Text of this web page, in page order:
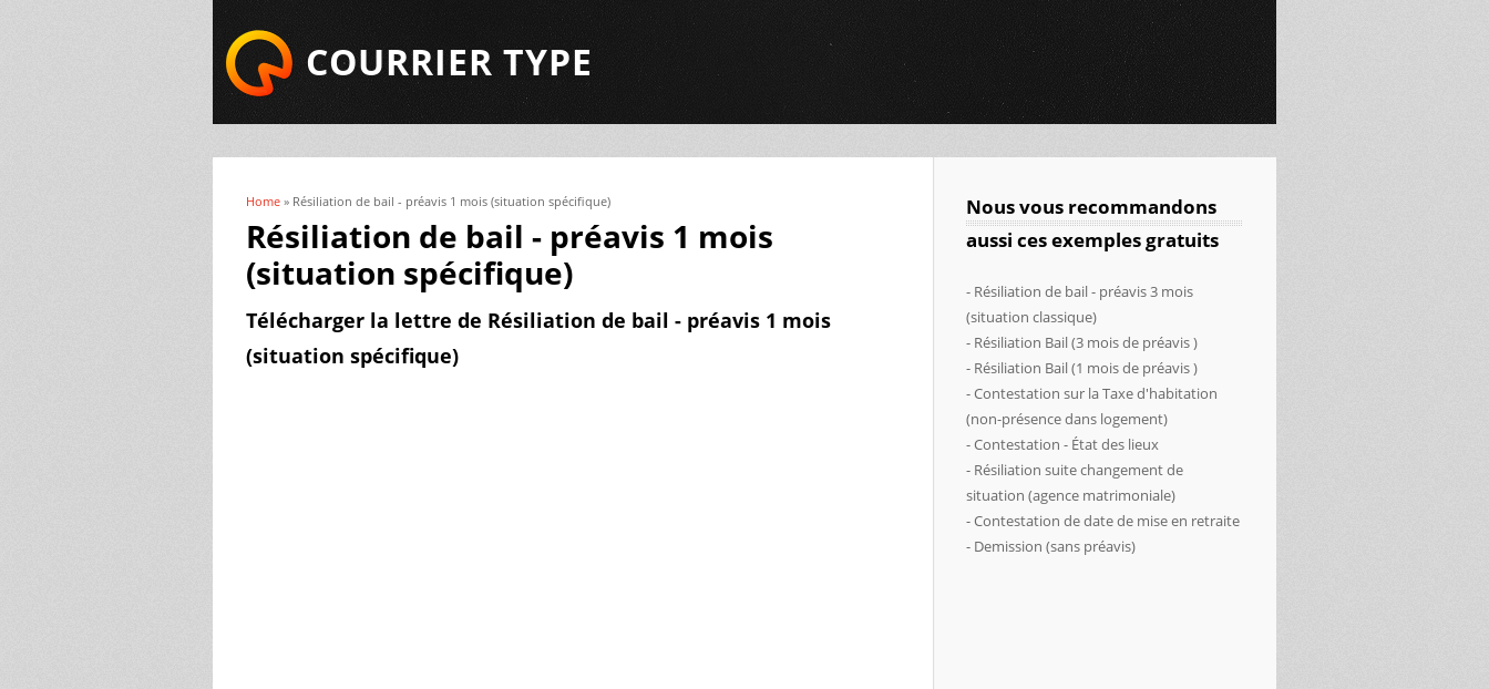
COURRIER TYPE
You are here
Home » Résiliation de bail - préavis 1 mois (situation spécifique)
Résiliation de bail - préavis 1 mois
(situation spécifique)
Télécharger la lettre de Résiliation de bail - préavis 1 mois
(situation spécifique)
Nous vous recommandons
aussi ces exemples gratuits
- Résiliation de bail - préavis 3 mois
(situation classique)
- Résiliation Bail (3 mois de préavis )
- Résiliation Bail (1 mois de préavis )
- Contestation sur la Taxe d'habitation
(non-présence dans logement)
- Contestation - État des lieux
- Résiliation suite changement de
situation (agence matrimoniale)
- Contestation de date de mise en retraite
- Demission (sans préavis)